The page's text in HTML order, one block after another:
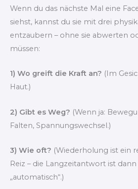
Wenn du das nächste Mal eine
siehst, kannst du sie mit drei
entzaubern – ohne sie abwerten
müssen:
1) Wo greift die Kraft an? (Im
Haut.)
2) Gibt es Weg? (Wenn ja:
Falten, Spannungswechsel.)
3) Wie oft? (Wiederholung ist ein
Reiz – die Langzeitantwort ist
„automatisch“.)